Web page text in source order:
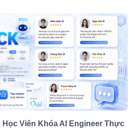
Viên Khóa AI Engineer Thực